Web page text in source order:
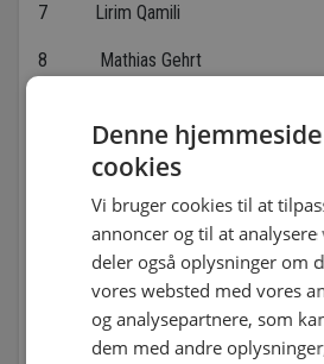
7 Lirim Qamili
8 Mathias
10 Martin
11 Thomas
14 Christian ”Greko” Jacobsen
15 Ahmed Iljazovski
16 Jeffrey ”Papa” Adjei-Broni
Denne
cookies
Vi bruger cookies til at
annoncer og til at
deler også oplysninger om
vores websted med vores
og analysepartnere, som
dem med andre